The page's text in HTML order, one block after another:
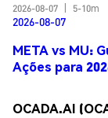
2026-08-07
5-10m
2026-08-07
META vs MU:
Ações para
OCADA.AI